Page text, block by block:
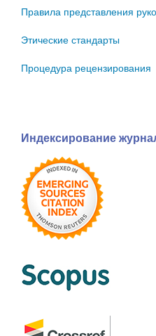
Правила представления
Этические стандарты
Процедура рецензирования
Индексирование